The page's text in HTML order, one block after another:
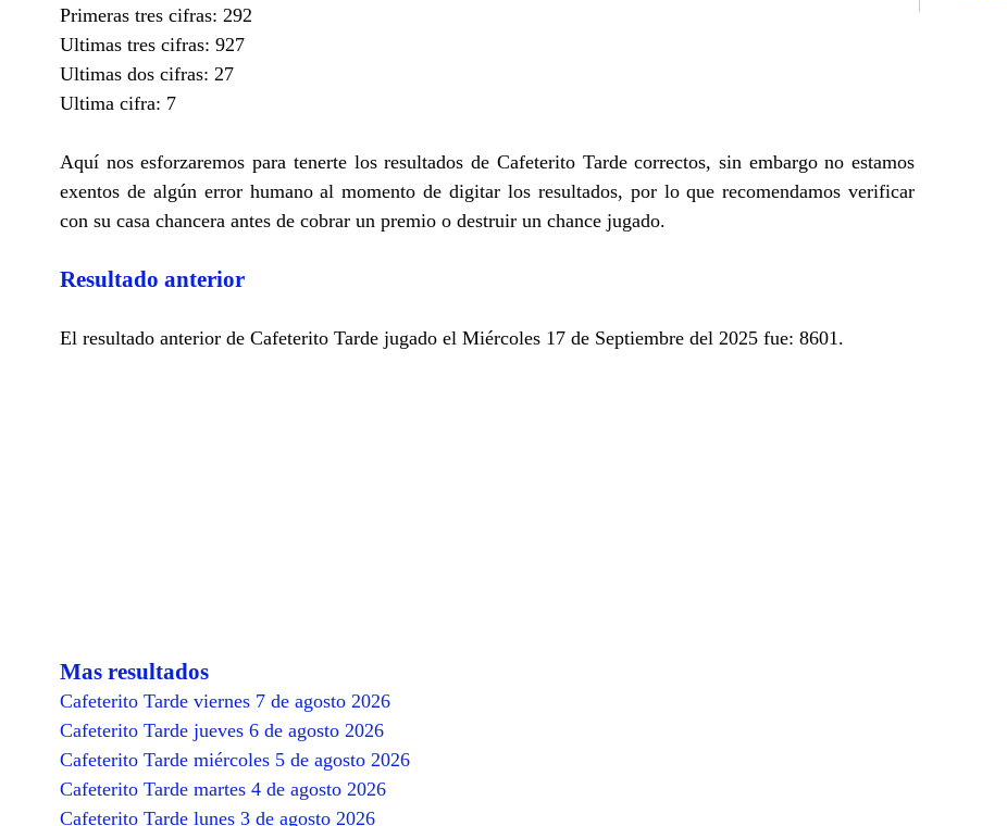
Primeras tres cifras: 292
Ultimas tres cifras: 927
Ultimas dos cifras: 27
Ultima cifra: 7
Aquí nos esforzaremos para tenerte los resultados de Cafeterito Tarde correctos, sin embargo no estamos
exentos de algún error humano al momento de digitar los resultados, por lo que recomendamos verificar
con su casa chancera antes de cobrar un premio o destruir un chance jugado.
Resultado anterior
El resultado anterior de Cafeterito Tarde jugado el Miércoles 17 de Septiembre del 2025 fue: 8601.
Mas resultados
Cafeterito Tarde viernes 7 de agosto 2026
Cafeterito Tarde jueves 6 de agosto 2026
Cafeterito Tarde miércoles 5 de agosto 2026
Cafeterito Tarde martes 4 de agosto 2026
Cafeterito Tarde lunes 3 de agosto 2026